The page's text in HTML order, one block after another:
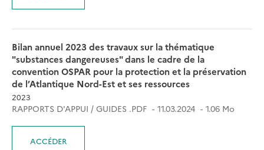
Bilan annuel 2023 des travaux sur la thématique
"substances dangereuses" dans le cadre de la
convention OSPAR pour la protection et la préservation
de l’Atlantique Nord-Est et ses ressources
2023
RAPPORTS D'APPUI / GUIDES .PDF 11.03.2024 1.06 Mo
ACCÉDER